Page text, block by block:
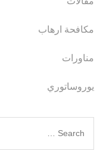
مكافحة ارهاب
مناورات
يوروساتوري
Search
for: